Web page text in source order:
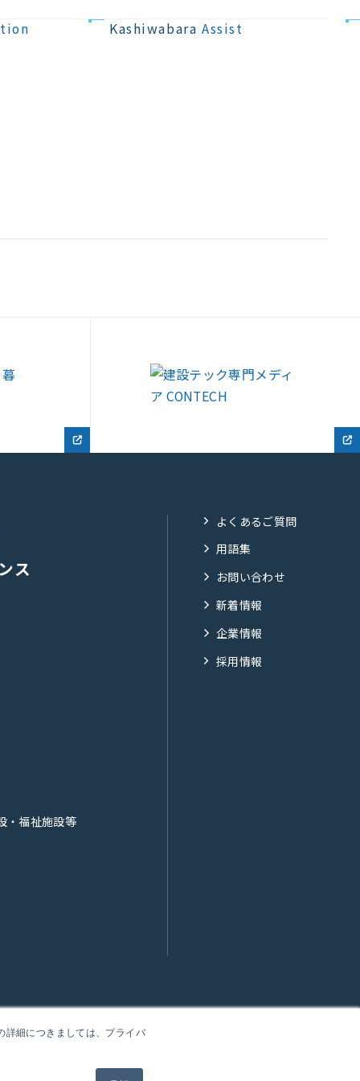
詳細につきましては、プライバ
Kashiwabara Assist
ス
・福祉施設等
よくあるご質問
用語集
お問い合わせ
新着情報
企業情報
採用情報